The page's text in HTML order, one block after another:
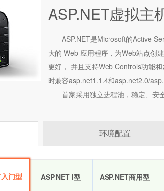
ASP.NET虚拟主
ASP.NET是Microsoft的Active
大的 Web 应用程序，为Web站点创
更好， 并且支持Web Controls功能
时兼容asp.net1.1.4和asp.net2.0/
首家采用独立进程池，稳定、安
环境配置
门型 ASP.NET I型 ASP.NET商用型
门型